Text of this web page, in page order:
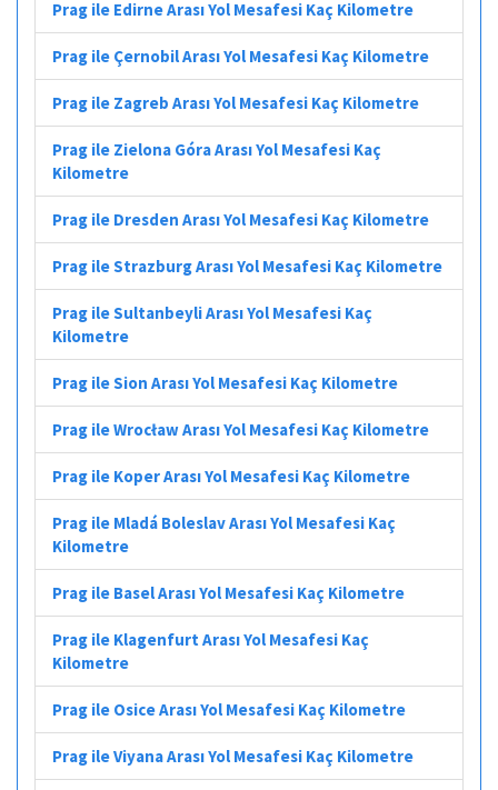
Prag ile Edirne Arası Yol Mesafesi Kaç Kilometre
Prag ile Çernobil Arası Yol Mesafesi Kaç Kilometre
Prag ile Zagreb Arası Yol Mesafesi Kaç Kilometre
Prag ile Zielona Góra Arası Yol Mesafesi Kaç
Kilometre
Prag ile Dresden Arası Yol Mesafesi Kaç Kilometre
Prag ile Strazburg Arası Yol Mesafesi Kaç Kilometre
Prag ile Sultanbeyli Arası Yol Mesafesi Kaç
Kilometre
Prag ile Sion Arası Yol Mesafesi Kaç Kilometre
Prag ile Wrocław Arası Yol Mesafesi Kaç Kilometre
Prag ile Koper Arası Yol Mesafesi Kaç Kilometre
Prag ile Mladá Boleslav Arası Yol Mesafesi Kaç
Kilometre
Prag ile Basel Arası Yol Mesafesi Kaç Kilometre
Prag ile Klagenfurt Arası Yol Mesafesi Kaç
Kilometre
Prag ile Osice Arası Yol Mesafesi Kaç Kilometre
Prag ile Viyana Arası Yol Mesafesi Kaç Kilometre